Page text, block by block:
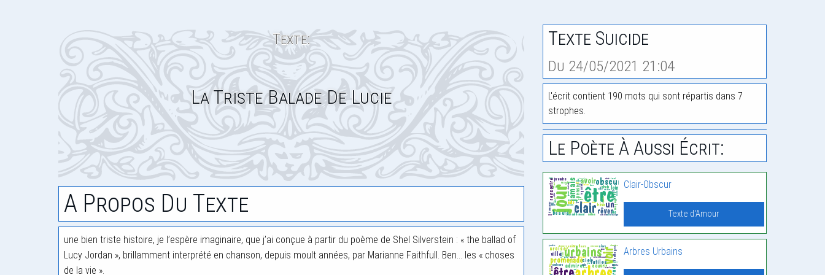
Texte:
La Triste Balade De Lucie
A Propos Du Texte
une bien triste histoire, je l’espère imaginaire, que j’ai conçue à partir du poème de Shel Silverstein : « the ballad of
Lucy Jordan », brillamment interprété en chanson, depuis moult années, par Marianne Faithfull. Ben… les « choses
de la vie ».
Texte Suicide
Du 24/05/2021 21:04
L'écrit contient 190 mots qui sont répartis dans 7
strophes.
Le Poète À Aussi Écrit:
Clair-Obscur
Texte d'Amour
Arbres Urbains